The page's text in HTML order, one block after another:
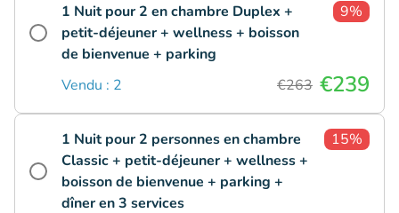
1 Nuit pour 2 en chambre Duplex +
petit-déjeuner + wellness + boisson
de bienvenue + parking
9%
Vendu : 2 €263 €239
1 Nuit pour 2 personnes en chambre
Classic + petit-déjeuner + wellness +
boisson de bienvenue + parking +
dîner en 3 services
15%